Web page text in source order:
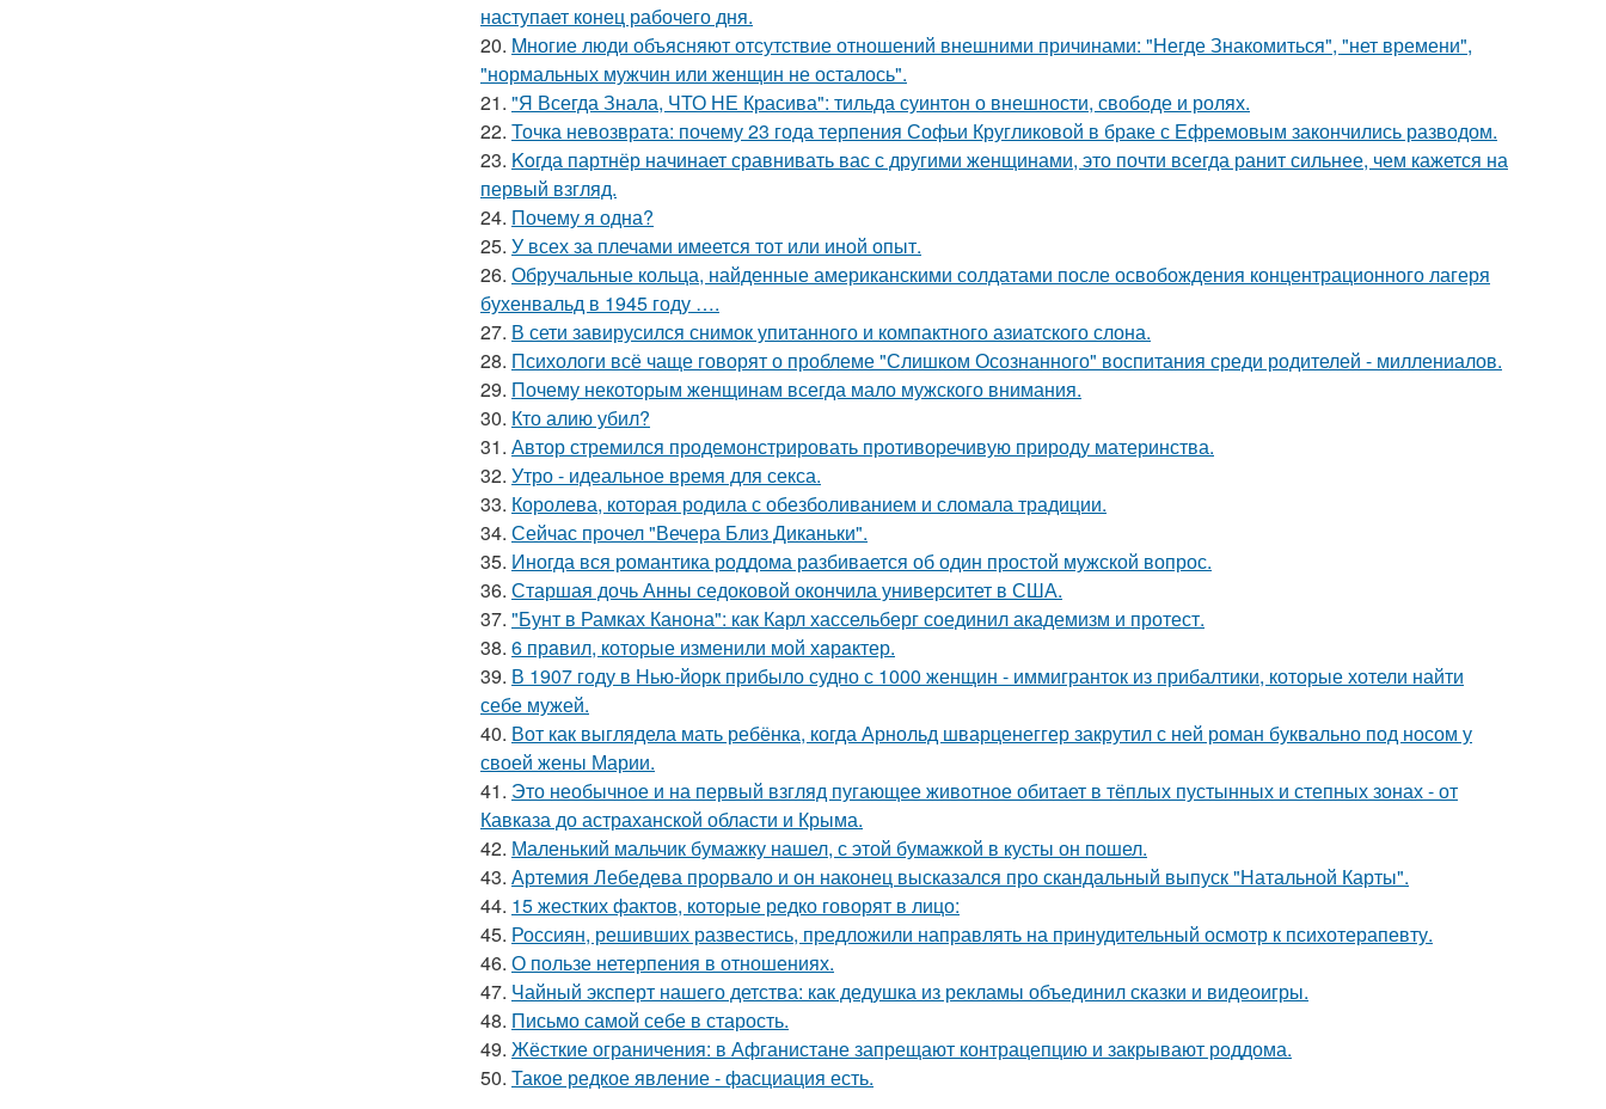
наступает конец рабочего дня.
20. Mногие люди объясняют отсутствие отношений внешними причинами: "Негде Знакомиться", "нет времени",
"нормальных мужчин или женщин не осталось".
21. "Я Всегда Знала, ЧТО НЕ Красива": тильда суинтон о внешности, свободе и ролях.
22. Точка невозврата: почему 23 года терпения Софьи Кругликовой в браке с Ефремовым закончились разводом.
23. Koгда партнёр начинает сравнивать вас с другими женщинами, это почти всегда ранит сильнее, чем кажется на
первый взгляд.
24. Почему я одна?
25. У всех за плечами имеется тот или иной опыт.
26. Обручальные кольца, найденные американскими солдатами после освобождения концентрационного лагеря
бухенвальд в 1945 году ….
27. В сети завирусился снимок упитанного и компактного азиатского слона.
28. Психологи всё чаще говорят о проблеме "Слишком Осознанного" воспитания среди родителей - миллениалов.
29. Почему некоторым женщинам всегда мало мужского внимания.
30. Кто алию убил?
31. Автор стремился продемонстрировать противоречивую природу материнства.
32. Утро - идеальное время для секса.
33. Королева, которая родила с обезболиванием и сломала традиции.
34. Сейчас прочел "Вечера Близ Диканьки".
35. Иногда вся романтика роддома разбивается об один простой мужской вопрос.
36. Старшая дочь Анны седоковой окончила университет в США.
37. "Бунт в Рамках Канона": как Карл хассельберг соединил академизм и протест.
38. 6 прaвил, которые изменили мой хaрaктер.
39. В 1907 году в Нью-йорк прибыло судно с 1000 женщин - иммигранток из прибалтики, которые хотели найти
себе мужей.
40. Вот как выглядела мать ребёнка, когда Арнольд шварценеггер закрутил с ней роман буквально под носом у
своей жены Марии.
41. Это необычное и на первый взгляд пугающее животное обитает в тёплых пустынных и степных зонах - от
Кавказа до астраханской области и Крыма.
42. Маленький мальчик бумажку нашел, с этой бумажкой в кусты он пошел.
43. Артемия Лебедева прорвало и он наконец высказался про скандальный выпуск "Натальной Карты".
44. 15 жестких фактов, которые редко говорят в лицо:
45. Россиян, решивших развестись, предложили направлять на принудительный осмотр к психотерапевту.
46. О пользе нетерпения в отношениях.
47. Чайный эксперт нашего детства: как дедушка из рекламы объединил сказки и видеоигры.
48. Письмо самoй себе в старость.
49. Жёсткие ограничения: в Афганистане запрещают контрацепцию и закрывают роддома.
50. Такое редкое явление - фасциация есть.